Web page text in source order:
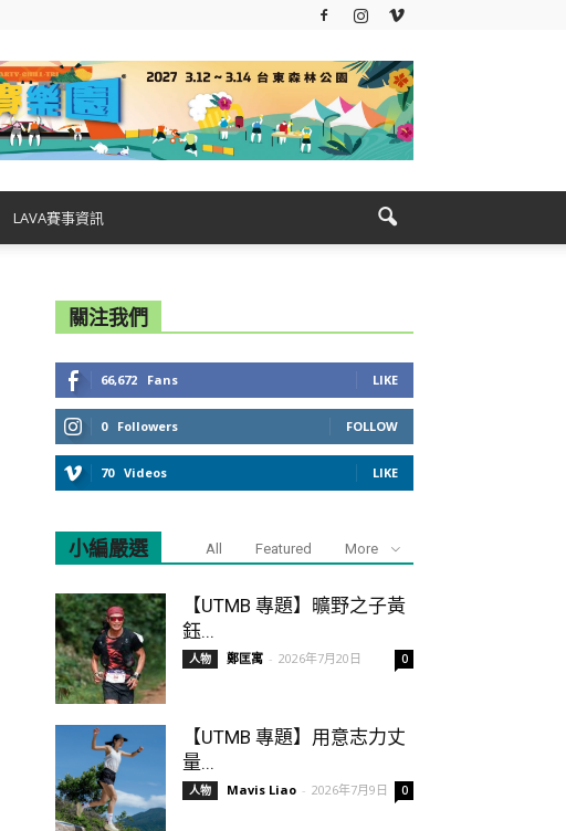
LAVA賽事資訊
關注我們
66,672 Fans LIKE
0 Followers FOLLOW
70 Videos LIKE
小編嚴選 All Featured More
【UTMB 專題】曠野之子黃
鈺...
人物 鄭匡寓 - 2026年7月20日 0
【UTMB 專題】用意志力丈
量...
人物 Mavis Liao - 2026年7月9日 0